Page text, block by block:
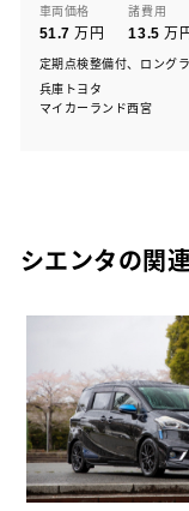
車両価格
51.7 万円
諸費用
13.5 万
定期点検整備付、ロング
兵庫トヨタ
マイカーランド西宮
シエンタの関